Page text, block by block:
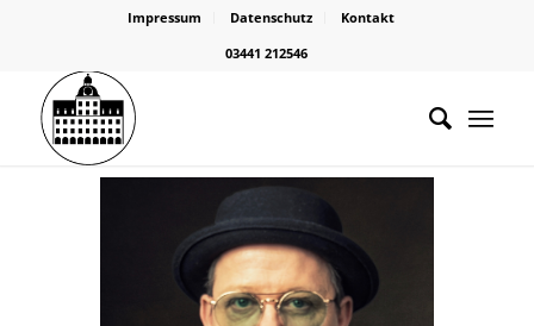
Impressum Datenschutz
Kontakt
03441 212546